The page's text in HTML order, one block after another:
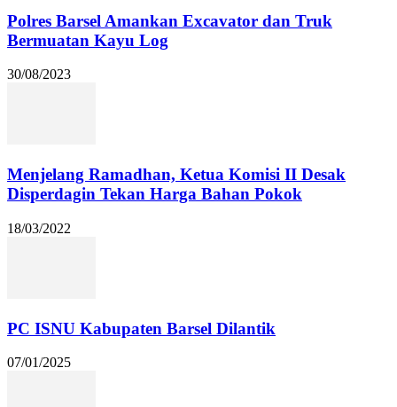
Polres Barsel Amankan Excavator dan Truk
Bermuatan Kayu Log
30/08/2023
Menjelang Ramadhan, Ketua Komisi II Desak
Disperdagin Tekan Harga Bahan Pokok
18/03/2022
PC ISNU Kabupaten Barsel Dilantik
07/01/2025